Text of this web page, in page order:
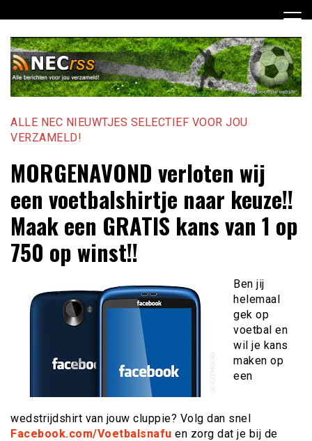
naar
inhoud
ALLE NEC NIEUWTJES SELECTIEF VOOR JOU
VERZAMELD!
MORGENAVOND verloten wij
een voetbalshirtje naar keuze!!
Maak een GRATIS kans van 1 op
750 op winst!!
Ben jij
helemaal
gek op
voetbal en
wil je kans
maken op
een
wedstrijdshirt van jouw cluppie? Volg dan snel
Facebook.com/Voetbalsnafu en zorg dat je bij de